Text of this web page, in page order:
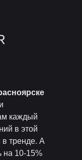
каждый
в этой
в тренде. А
на 10-15%